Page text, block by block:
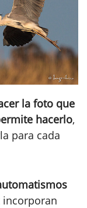
la foto que
hacerlo,
para cada
incorporan